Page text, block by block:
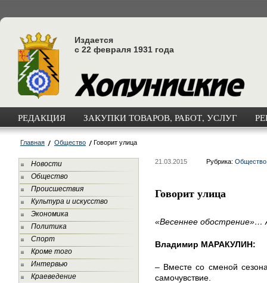
Издается
с 22 февраля 1931 года
РЕДАКЦИЯ ЗАКУПКИ ТОВАРОВ, РАБОТ, УСЛУГ
Главная Общество Говорит улица
Новости
Общество
Происшествия
Культура и искусство
Экономика
Политика
Спорт
Кроме того
Интервью
Краеведение
21.03.2015 Рубрика: Общество
Говорит улица
«Весеннее обострение»…
Владимир МАРАКУЛИН:
– Вместе со сменой
самочувствие.